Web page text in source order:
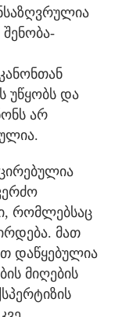
უწყობს და
არ
რომლებსაც
მათ
დაწყებულია
მიღების